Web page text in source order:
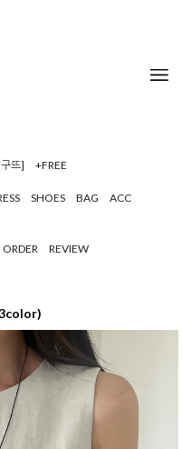
뜨] +FREE
SHOES BAG ACC
ORDER REVIEW